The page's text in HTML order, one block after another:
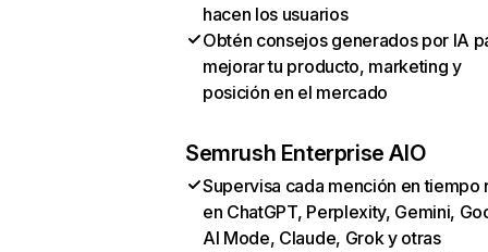
hacen los usuarios
Obtén consejos generados por IA
mejorar tu producto, marketing y
posición en el mercado
Semrush Enterprise AIO
Supervisa cada mención en tiempo
en ChatGPT, Perplexity, Gemini,
AI Mode, Claude, Grok y otras